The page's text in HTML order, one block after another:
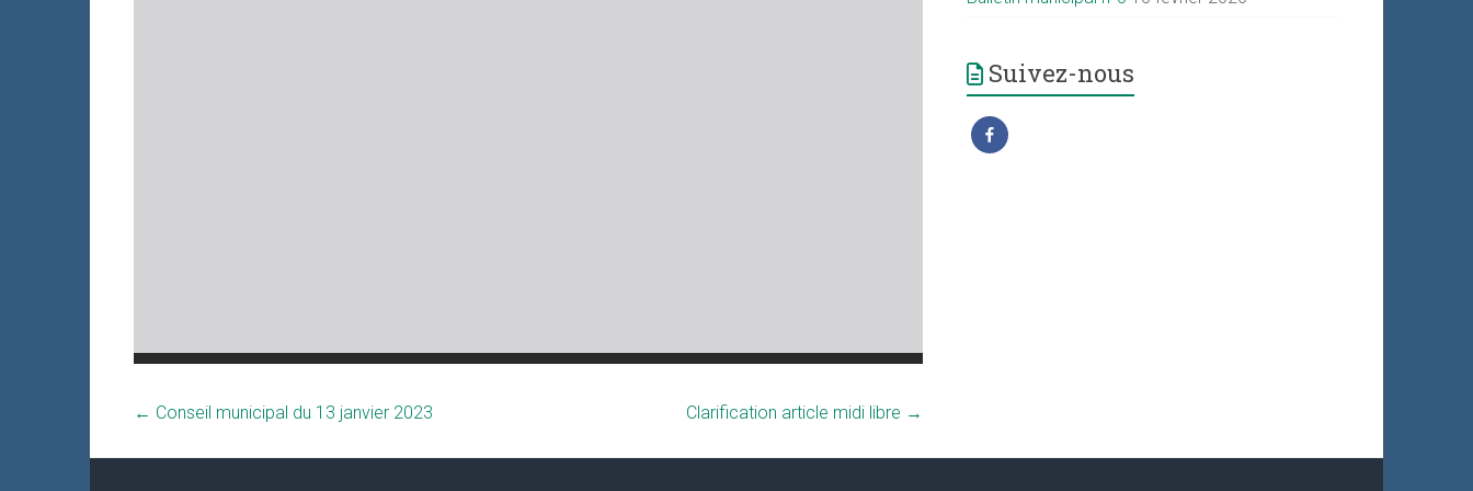
← Conseil municipal du 13 janvier 2023 Clarification article midi libre →
Suivez-nous